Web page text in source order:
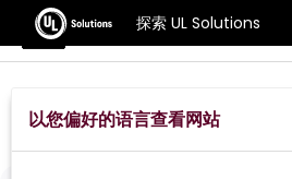
探索 UL Solutions
基准测试
Home Zh Hans Compare
以您偏好的语言查看网站